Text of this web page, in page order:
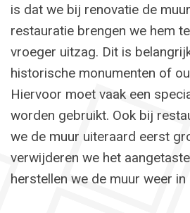
is dat we bij renovatie de
restauratie brengen we hem
vroeger uitzag. Dit is
historische monumenten of
Hiervoor moet vaak een
worden gebruikt. Ook bij
we de muur uiteraard eerst
verwijderen we het
herstellen we de muur weer